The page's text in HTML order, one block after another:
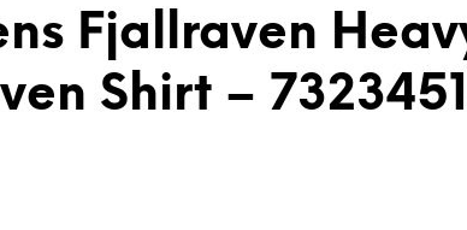
Fjallraven
Shirt –